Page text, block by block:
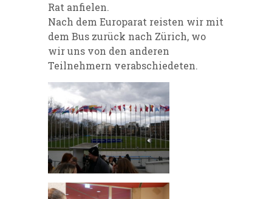
Rat anfielen.
Nach dem Europarat reisten wir mit
dem Bus zurück nach Zürich, wo
wir uns von den anderen
Teilnehmern verabschiedeten.